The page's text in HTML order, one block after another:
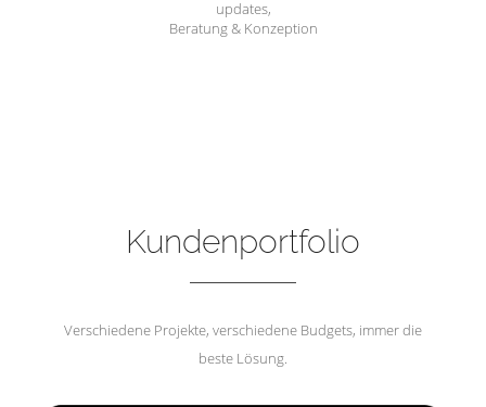
updates,
Beratung & Konzeption
Kundenportfolio
Verschiedene Projekte, verschiedene Budgets, immer die
beste Lösung.